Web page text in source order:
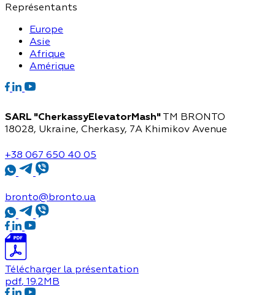
Représentants
Europe
Asie
Afrique
Amérique
SARL "CherkassyElevatorMash" TM BRONTO
18028, Ukraine, Cherkasy, 7A Khimikov Avenue
+38 067 650 40 05
bronto@bronto.ua
Télécharger la présentation
pdf, 19.2MB